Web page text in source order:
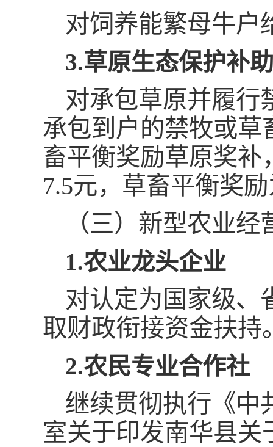
对饲养能繁母牛户
3.草原生态保护补
对承包草原并履行
承包到户的禁牧或草
畜平衡奖励草原奖
7.5元，草畜平衡奖
（三）新型农业经
1.农业龙头企业
对认定为国家级、
取财政衔接资金扶持
2.农民专业合作社
继续贯彻执行《中
室关于印发南华县